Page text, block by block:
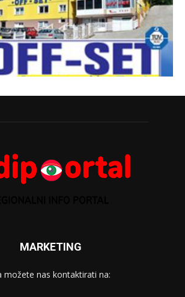
MARKETING
možete nas kontaktirati na: